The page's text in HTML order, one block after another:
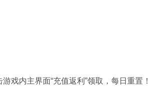
戏内主界面“充值返利”领取，每日重置！